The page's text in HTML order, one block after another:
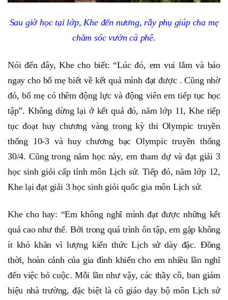
Sau giờ học tại lớp, Khe đến nương, rẫy phụ giúp cha mẹ
chăm sóc vườn cà phê.
Nói đến đây, Khe cho biết: “Lúc đó, em vui lắm và báo
ngay cho bố mẹ biết về kết quả mình đạt được . Cũng nhờ
đó, bố mẹ có thêm động lực và động viên em tiếp tục học
tập”. Không dừng lại ở kết quả đó, năm lớp 11, Khe tiếp
tục đoạt huy chương vàng trong kỳ thi Olympic truyền
thống 10-3 và huy chương bạc Olympic truyền thống
30/4. Cũng trong năm học này, em tham dự và đạt giải 3
học sinh giỏi cấp tỉnh môn Lịch sử. Tiếp đó, năm lớp 12,
Khe lại đạt giải 3 học sinh giỏi quốc gia môn Lịch sử.
Khe cho hay: “Em không nghĩ mình đạt được những kết
quả cao như thế. Bởi trong quá trình ôn tập, em gặp không
ít khó khăn vì lượng kiến thức Lịch sử dày đặc. Đồng
thời, hoàn cảnh của gia đình khiến cho em nhiều lần nghĩ
đến việc bỏ cuộc. Mỗi lần như vậy, các thầy cô, ban giám
hiệu nhà trường, đặc biệt là cô giáo dạy bộ môn Lịch sử